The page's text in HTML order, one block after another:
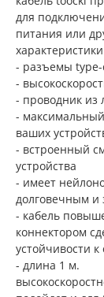
для
питания или
характеристики
- разъемы type-
-
- проводник из
-
ваших
- встроенный
устройства
- имеет
долговечным и
- кабель
коннектором
устойчивости
- длина 1 м.